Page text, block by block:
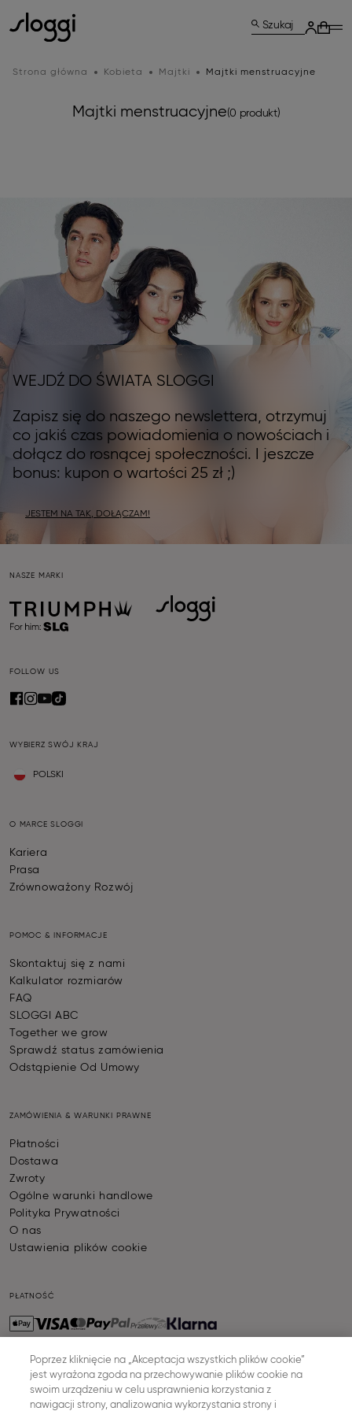
Szukaj
Strona główna Kobieta Majtki Majtki menstruacyjne
Majtki menstruacyjne(0 produkt)
WEJDŹ DO ŚWIATA SLOGGI
Zapisz się do naszego newslettera, otrzymuj
co jakiś czas powiadomienia o nowościach i
dołącz do rosnącej społeczności. I jeszcze
bonus: kupon o wartości 25 zł ;)
JESTEM NA TAK, DOŁĄCZAM!
NASZE MARKI
FOLLOW US
WYBIERZ SWÓJ KRAJ
POLSKI
O MARCE SLOGGI
Kariera
Prasa
Zrównoważony Rozwój
POMOC & INFORMACJE
Skontaktuj się z nami
Kalkulator rozmiarów
FAQ
SLOGGI ABC
Together we grow
Sprawdź status zamówienia
Odstąpienie Od Umowy
ZAMÓWIENIA & WARUNKI PRAWNE
Płatności
Dostawa
Zwroty
Ogólne warunki handlowe
Polityka Prywatności
O nas
Ustawienia plików cookie
PŁATNOŚĆ
WYSYŁKA
Poprzez kliknięcie na „Akceptacja wszystkich plików cookie”
jest wyrażona zgoda na przechowywanie plików cookie na
swoim urządzeniu w celu usprawnienia korzystania z
nawigacji strony, analizowania wykorzystania strony i